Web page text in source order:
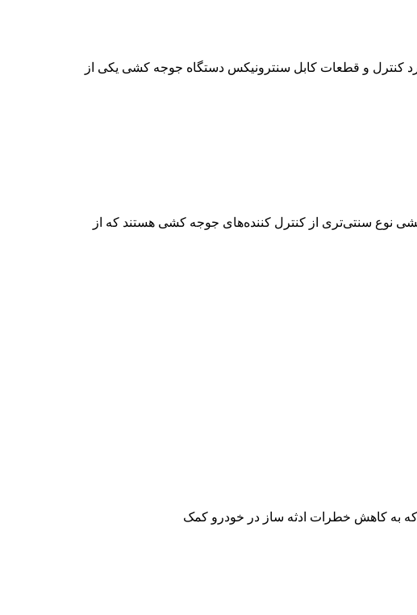
کنترل و قطعات کابل سنترونیکس دستگاه جوجه کشی یکی از
نوع سنتی‌تری از کنترل کننده‌های جوجه کشی هستند که از
که به کاهش خطرات ادثه ساز در خودرو کمک